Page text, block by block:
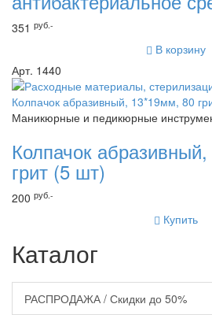
351 руб.-
В корзину
Арт. 1440
Маникюрные и педикюрные
Колпачок
грит (5 шт)
200 руб.-
Купить
Каталог
РАСПРОДАЖА / Скидки до 50%